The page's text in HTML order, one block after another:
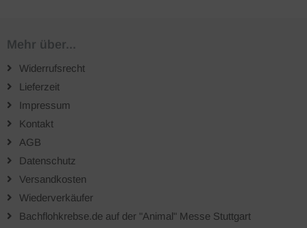
Mehr über...
Widerrufsrecht
Lieferzeit
Impressum
Kontakt
AGB
Datenschutz
Versandkosten
Wiederverkäufer
Bachflohkrebse.de auf der "Animal" Messe Stuttgart